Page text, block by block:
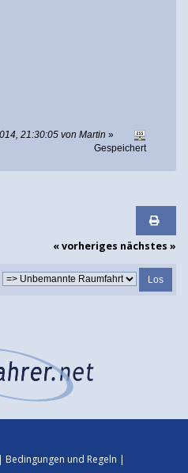
21:30:05 von Martin »
Gespeichert
« vorheriges nächstes »
Bedingungen und Regeln |